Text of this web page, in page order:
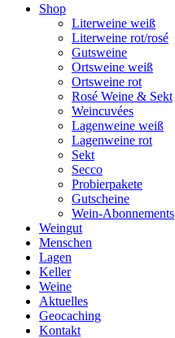
Shop
Literweine weiß
Literweine rot/rosé
Gutsweine
Ortsweine weiß
Ortsweine rot
Rosé Weine & Sekt
Weincuvées
Lagenweine weiß
Lagenweine rot
Sekt
Secco
Probierpakete
Gutscheine
Wein-Abonnements
Weingut
Menschen
Lagen
Keller
Weine
Aktuelles
Geocaching
Kontakt